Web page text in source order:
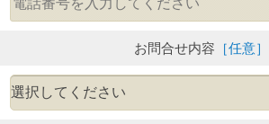
お問合せ内容 ［任意］